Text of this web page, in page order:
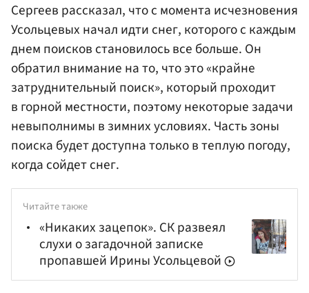
Сергеев рассказал, что с момента исчезновения
Усольцевых начал идти снег, которого с каждым
днем поисков становилось все больше. Он
обратил внимание на то, что это «крайне
затруднительный поиск», который проходит
в горной местности, поэтому некоторые задачи
невыполнимы в зимних условиях. Часть зоны
поиска будет доступна только в теплую погоду,
когда сойдет снег.
Читайте также
«Никаких зацепок». СК развеял
слухи о загадочной записке
пропавшей Ирины Усольцевой